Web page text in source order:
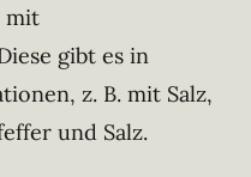
mit
gibt es in
z. B. mit Salz,
und Salz.